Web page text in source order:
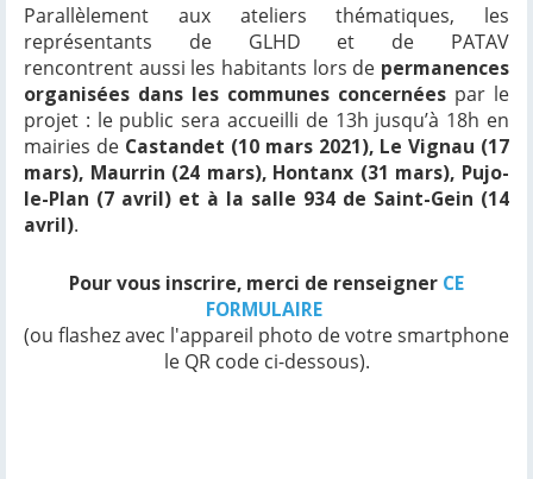
Parallèlement aux ateliers thématiques, les
représentants de GLHD et de PATAV
rencontrent aussi les habitants lors de permanences
organisées dans les communes concernées par le
projet : le public sera accueilli de 13h jusqu’à 18h en
mairies de Castandet (10 mars 2021), Le Vignau (17
mars), Maurrin (24 mars), Hontanx (31 mars), Pujo-
le-Plan (7 avril) et à la salle 934 de Saint-Gein (14
avril).
Pour vous inscrire, merci de renseigner CE
FORMULAIRE
(ou flashez avec l'appareil photo de votre smartphone
le QR code ci-dessous).